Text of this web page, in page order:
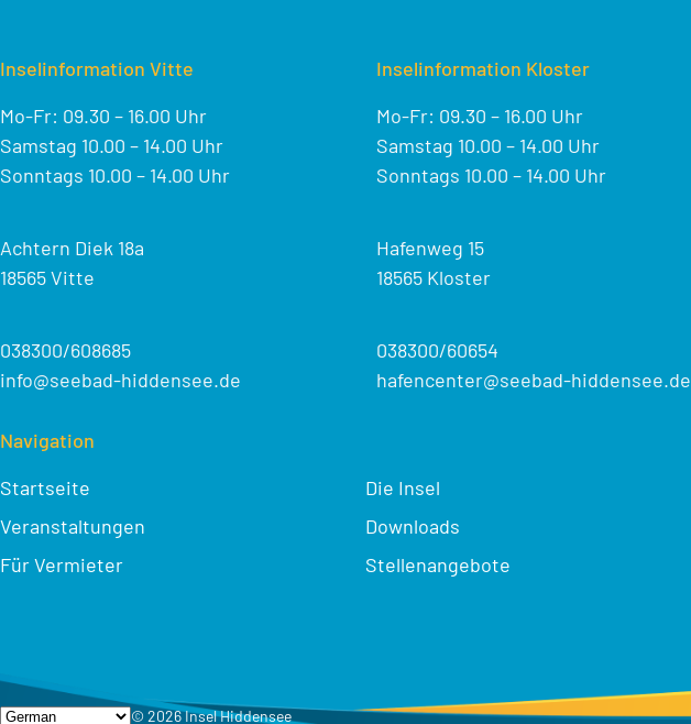
Inselinformation Vitte
Mo-Fr: 09.30 – 16.00 Uhr
Samstag 10.00 – 14.00 Uhr
Sonntags 10.00 – 14.00 Uhr
Achtern Diek 18a
18565 Vitte
038300/608685
info@seebad-hiddensee.de
Inselinformation Kloster
Mo-Fr: 09.30 – 16.00 Uhr
Samstag 10.00 – 14.00 Uhr
Sonntags 10.00 – 14.00 Uhr
Hafenweg 15
18565 Kloster
038300/60654
hafencenter@seebad-hiddensee.de
Navigation
Startseite
Die Insel
Veranstaltungen
Downloads
Für Vermieter
Stellenangebote
© 2026 Insel Hiddensee